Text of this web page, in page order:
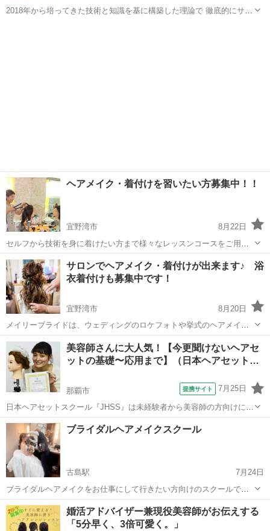
2018年から培ってきた技術と知識を基に構築した理論で 徹底的にサポ
ヘアメイク・着付けを習いたい方募集中！！
宜野湾市
8月22日
セルフから技術を身に着けたい方まで様々なレッスンコースをご用意
しております。 ❋ヘアセット2回～ 6,000円～ ❋メイク 2回～
6,000円～ ❋ゆかた着付け2回～ （初心者向け）6,000円～ その...
沖縄 宜野湾市
サロンでヘアメイク・着付けが出来ます♪ 浴
衣着付けも募集中です！
宜野湾市
8月20日
メイリーブライドは、ウェディングのロケフォトや挙式のヘアメイク
などを主に行っておりますが、サロンにてヘアセットやメイク・着付
けもする事が出来ます！ ❋ヘアセット・・・3,000円 ❋フルメイ
ク・・・2,500...
沖縄 宜野湾市 ヘアメイク
美容師さんに大人気！【今更聞けないヘアセ
ットの基礎〜応用まで】（日本ヘアセット…
那覇市 提携サイト 7月25日
日本ヘアセットスクール『JHSS』は未経験者から美容師の方向けにヘ
アセットの専門知識・技術を指導するスクールです！ 長期～短期ま
で、自分にぴったり合ったコースを選択することができますよ！ 何か
ら始めていいのかわからない・・・...
沖縄 那覇市 ヘアメイク
ブライダルヘアメイクスクール
古島駅
7月24日
ブライダルヘアメイクをお仕事にして行きたい方向けのスクールで
す。 技術はもちろん、卒業後はフリーランスで働けるノウハウとお仕
事に出来るまでのサポート付き！ 好きな事がお仕事になる！ 心から喜
びを感じる働き方を実現しませんか...
沖縄 那覇市 古島駅 ヘアメイク フリーランス
婚活アドバイザー兼現役美容師がお伝えする
「5分早く、3倍可愛く。」